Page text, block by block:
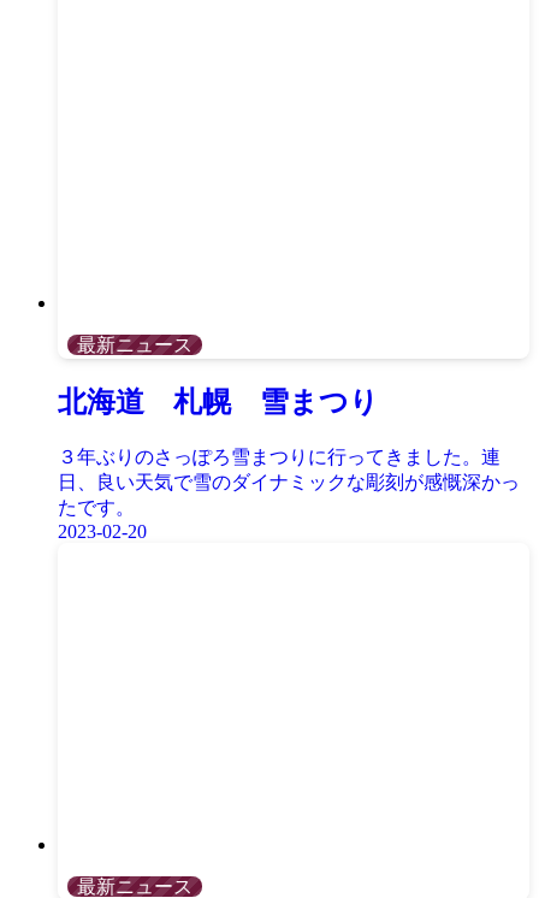
最新ニュース
北海道 札幌 雪まつり
３年ぶりのさっぽろ雪まつりに行ってきました。連
日、良い天気で雪のダイナミックな彫刻が感慨深かっ
たです。
2023-02-20
最新ニュース